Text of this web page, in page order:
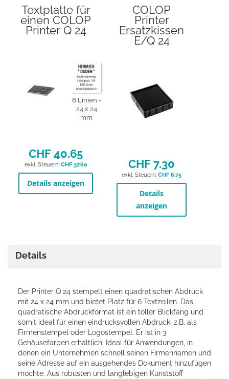
Textplatte für
einen COLOP
Printer Q 24
6 Linien
24 x 24
mm
CHF 40.65
CHF 37.60
Details anzeigen
COLOP
Printer
Ersatzkissen
E/Q 24
CHF 7.30
CHF 6.75
Details
anzeigen
Details
Der Printer Q 24 stempelt einen quadratischen Abdruck
mit 24 x 24 mm und bietet Platz für 6 Textzeilen. Das
quadratische Abdruckformat ist ein toller Blickfang und
somit ideal für einen eindrucksvollen Abdruck, z.B. als
Firmenstempel oder Logostempel. Er ist in 3
Gehäusefarben erhältlich. Ideal für Anwendungen, in
denen ein Unternehmen schnell seinen Firmennamen und
seine Adresse auf ein ausgehendes Dokument hinzufügen
möchte. Aus robusten und langlebigen Kunststoff